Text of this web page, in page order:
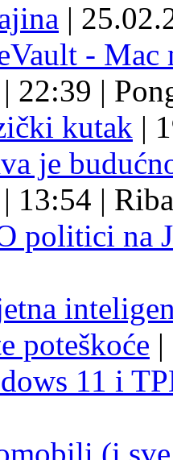
|
- Mac
| 22:39 |
kutak |
je
| 13:54 | Riba
politici na
poteškoće |
11 i